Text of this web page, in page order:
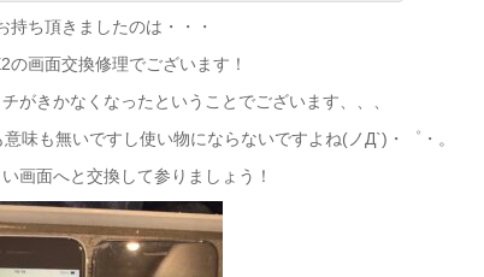
持ち頂きましたのは・・・
の画面交換修理でございます！
がきかなくなったということでございます、、、
味も無いですし使い物にならないですよね(ノД`)・゜・。
画面へと交換して参りましょう！